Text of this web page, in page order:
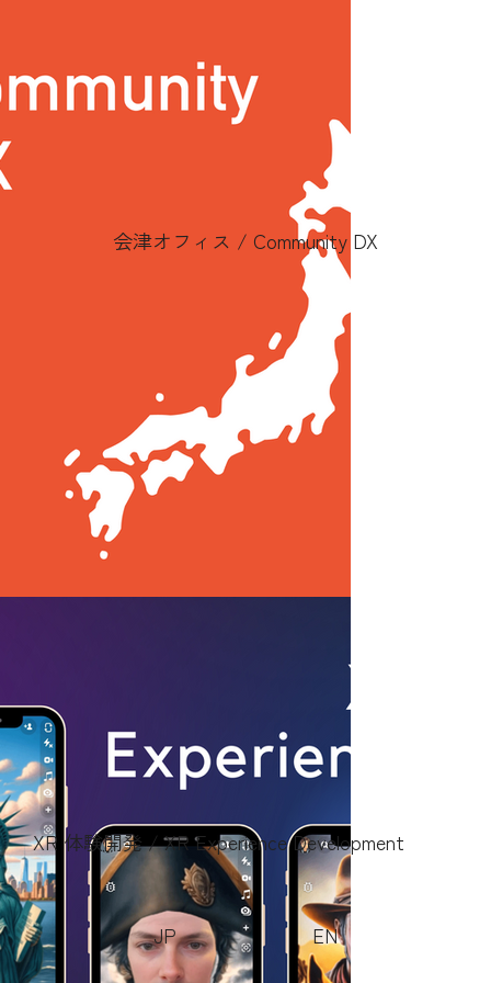
XR 体験開発 / XR Experience Development
JP EN
会津オフィス / Community DX